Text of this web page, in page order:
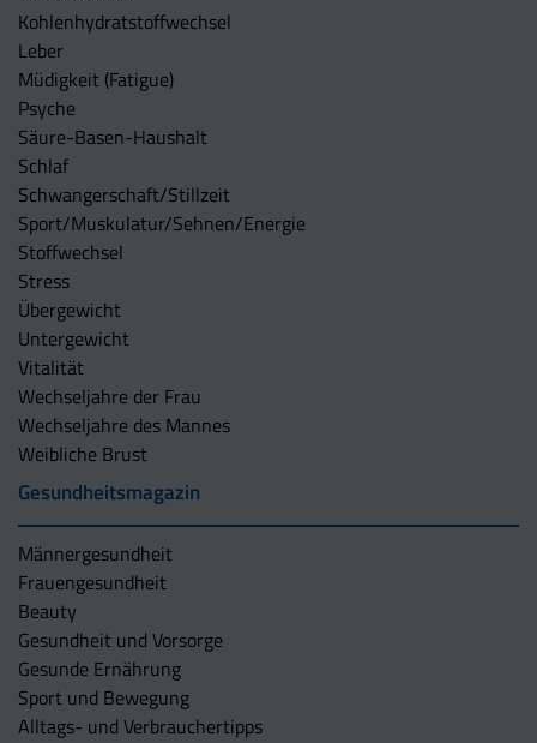
Kohlenhydratstoffwechsel
Leber
Müdigkeit (Fatigue)
Psyche
Säure-Basen-Haushalt
Schlaf
Schwangerschaft/Stillzeit
Sport/Muskulatur/Sehnen/Energie
Stoffwechsel
Stress
Übergewicht
Untergewicht
Vitalität
Wechseljahre der Frau
Wechseljahre des Mannes
Weibliche Brust
Gesundheitsmagazin
Männergesundheit
Frauengesundheit
Beauty
Gesundheit und Vorsorge
Gesunde Ernährung
Sport und Bewegung
Alltags- und Verbrauchertipps